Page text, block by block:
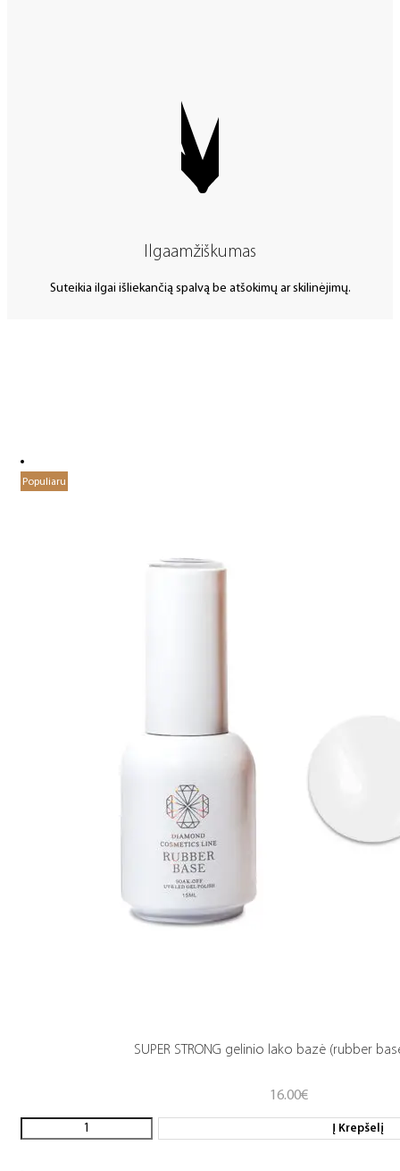
Ilgaamžiškumas
Suteikia ilgai išliekančią spalvą be atšokimų ar skilinėjimų.
Populiaru
SUPER STRONG gelinio lako bazė (rubber
16.00€
Į Krepšelį